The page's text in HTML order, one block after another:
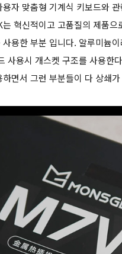
자 맞춤형 기계식 키보드와
혁신적이고 고품질의 제품
용한 부분 입니다. 알루미늄
사용시 개스켓 구조를 사용한
면서 그런 부분들이 다 상쇄